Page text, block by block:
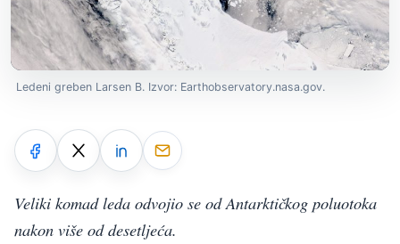
Ledeni greben Larsen B. Izvor: Earthobservatory.nasa.gov.
Veliki komad leda odvojio se od Antarktičkog poluotoka
nakon više od desetljeća.